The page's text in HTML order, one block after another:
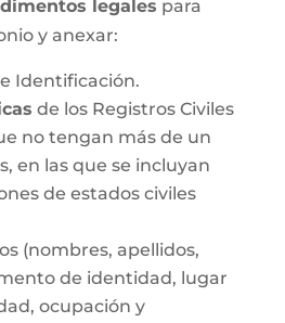
legales para
y anexar:
Identificación.
de los Registros Civiles
no tengan más de un
en las que se incluyan
de estados civiles
(nombres, apellidos,
de identidad, lugar
ocupación y